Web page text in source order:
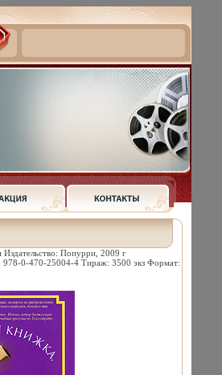
Издательство: Попурри, 2009 г
0-470-25004-4 Тираж: 3500 экз Формат: